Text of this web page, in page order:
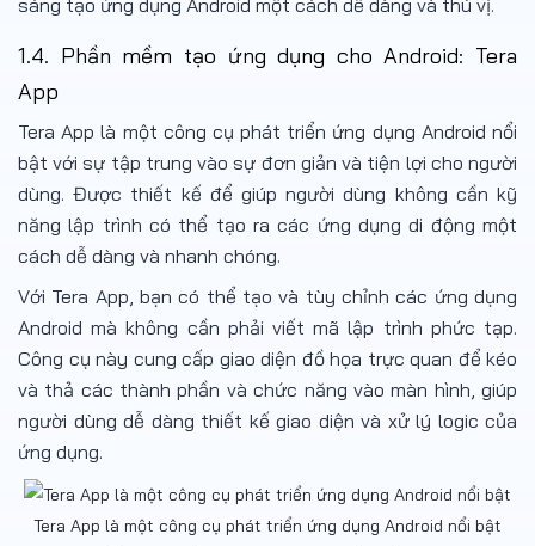
sáng tạo ứng dụng Android một cách dễ dàng và thú vị.
1.4. Phần mềm tạo ứng dụng cho Android: Tera
App
Tera App là một công cụ phát triển ứng dụng Android nổi
bật với sự tập trung vào sự đơn giản và tiện lợi cho người
dùng. Được thiết kế để giúp người dùng không cần kỹ
năng lập trình có thể tạo ra các ứng dụng di động một
cách dễ dàng và nhanh chóng.
Với Tera App, bạn có thể tạo và tùy chỉnh các ứng dụng
Android mà không cần phải viết mã lập trình phức tạp.
Công cụ này cung cấp giao diện đồ họa trực quan để kéo
và thả các thành phần và chức năng vào màn hình, giúp
người dùng dễ dàng thiết kế giao diện và xử lý logic của
ứng dụng.
Tera App là một công cụ phát triển ứng dụng Android nổi bật